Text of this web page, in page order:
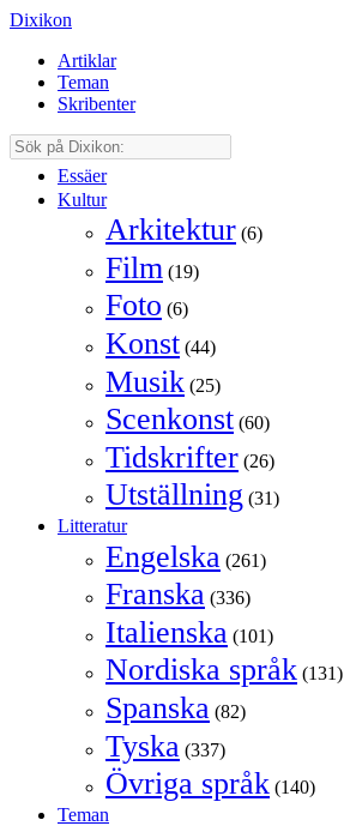
Dixikon
Artiklar
Teman
Skribenter
Essäer
Kultur
Arkitektur (6)
Film (19)
Foto (6)
Konst (44)
Musik (25)
Scenkonst (60)
Tidskrifter (26)
Utställning (31)
Litteratur
Engelska (261)
Franska (336)
Italienska (101)
Nordiska språk (131)
Spanska (82)
Tyska (337)
Övriga språk (140)
Teman